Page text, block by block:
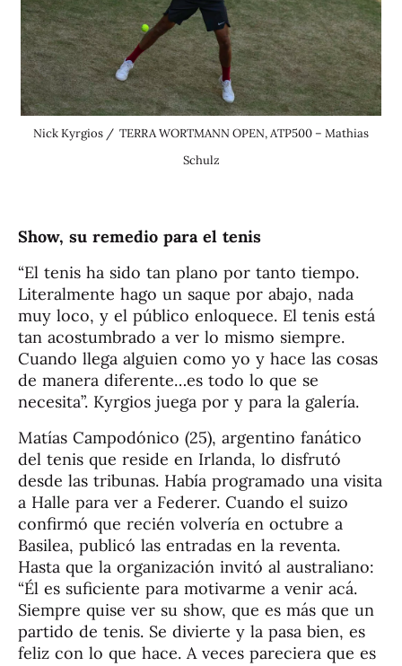
Nick Kyrgios / TERRA WORTMANN OPEN, ATP500 – Mathias
Schulz
Show, su remedio para el tenis
“El tenis ha sido tan plano por tanto tiempo.
Literalmente hago un saque por abajo, nada
muy loco, y el público enloquece. El tenis está
tan acostumbrado a ver lo mismo siempre.
Cuando llega alguien como yo y hace las cosas
de manera diferente…es todo lo que se
necesita”. Kyrgios juega por y para la galería.
Matías Campodónico (25), argentino fanático
del tenis que reside en Irlanda, lo disfrutó
desde las tribunas. Había programado una visita
a Halle para ver a Federer. Cuando el suizo
confirmó que recién volvería en octubre a
Basilea, publicó las entradas en la reventa.
Hasta que la organización invitó al australiano:
“Él es suficiente para motivarme a venir acá.
Siempre quise ver su show, que es más que un
partido de tenis. Se divierte y la pasa bien, es
feliz con lo que hace. A veces pareciera que es